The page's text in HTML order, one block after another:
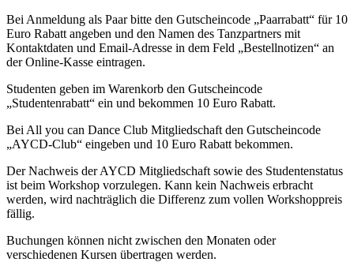
Bei Anmeldung als Paar bitte den Gutscheincode „Paarrabatt“ für 10
Euro Rabatt angeben und den Namen des Tanzpartners mit
Kontaktdaten und Email-Adresse in dem Feld „Bestellnotizen“ an
der Online-Kasse eintragen.
Studenten geben im Warenkorb den Gutscheincode
„Studentenrabatt“ ein und bekommen 10 Euro Rabatt.
Bei All you can Dance Club Mitgliedschaft den Gutscheincode
„AYCD-Club“ eingeben und 10 Euro Rabatt bekommen.
Der Nachweis der AYCD Mitgliedschaft sowie des Studentenstatus
ist beim Workshop vorzulegen. Kann kein Nachweis erbracht
werden, wird nachträglich die Differenz zum vollen Workshoppreis
fällig.
Buchungen können nicht zwischen den Monaten oder
verschiedenen Kursen übertragen werden.